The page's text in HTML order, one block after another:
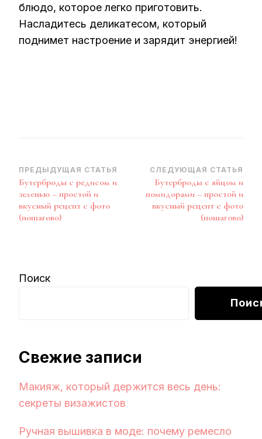
блюдо, которое легко приготовить.
Насладитесь деликатесом, который
поднимет настроение и зарядит энергией!
Навигация
по
записям
ПРЕДЫДУЩАЯ СТАТЬЯ
Бутерброды с редисом и
зеленью – простой и
вкусный рецепт с фото
(пошагово)
СЛЕДУЮЩАЯ СТАТЬЯ
Бутерброды с яйцом и
помидорами – простой и
вкусный рецепт с фото
(пошагово)
Поиск
Свежие записи
Макияж, который держится весь день:
секреты визажистов
Ручная вышивка в моде: почему ремесло